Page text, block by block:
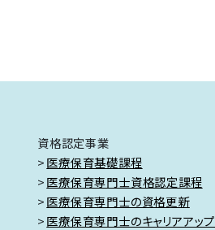
資格認定事業
医療保育基礎課程
医療保育専門士資格認定課程
医療保育専門士の資格更新
医療保育専門士のキャリアアップ